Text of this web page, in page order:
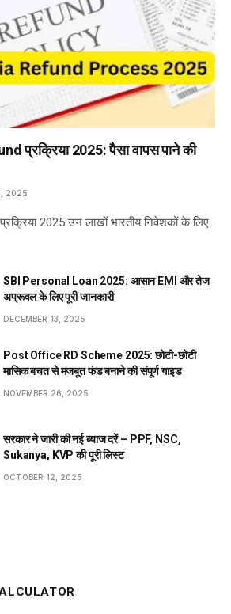
प्रक्रिया 2025: पैसा वापस पाने की
2025
2025 उन लाखों भारतीय निवेशकों के लिए
SBI Personal Loan 2025: आसान EMI और तेज
अप्रूवल के लिए पूरी जानकारी
DECEMBER 13, 2025
Post Office RD Scheme 2025: छोटी-छोटी
मासिक बचत से मजबूत फंड बनाने की संपूर्ण गाइड
NOVEMBER 26, 2025
सरकार ने जारी की नई ब्याज दरें – PPF, NSC,
Sukanya, KVP की पूरी लिस्ट
OCTOBER 12, 2025